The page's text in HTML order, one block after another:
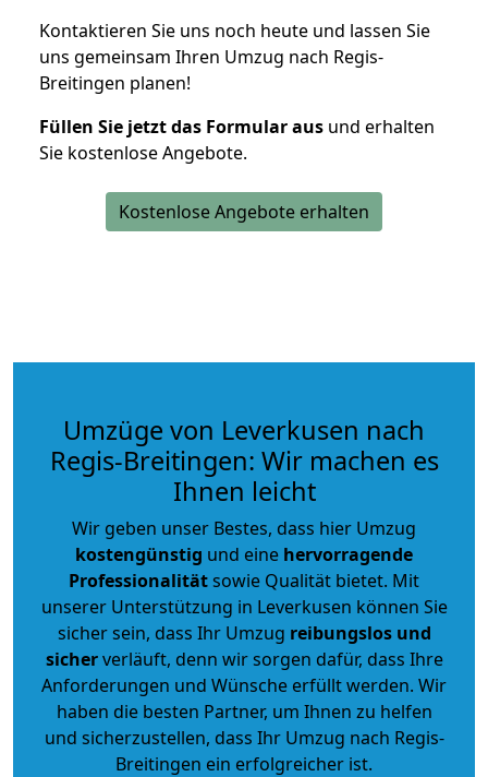
Kontaktieren Sie uns noch heute und lassen Sie
uns gemeinsam Ihren Umzug nach Regis-
Breitingen planen!
Füllen Sie jetzt das Formular aus und erhalten
Sie kostenlose Angebote.
Kostenlose Angebote erhalten
Umzüge von Leverkusen nach
Regis-Breitingen: Wir machen es
Ihnen leicht
Wir geben unser Bestes, dass hier Umzug
kostengünstig und eine hervorragende
Professionalitätsowie Qualität bietet. Mit
unserer Unterstützung in Leverkusen können Sie
sicher sein, dass Ihr Umzug reibungslos und
sicherverläuft, denn wir sorgen dafür, dass Ihre
Anforderungen und Wünsche erfüllt werden. Wir
haben die besten Partner, um Ihnen zu helfen
und sicherzustellen, dass Ihr Umzug nach Regis-
Breitingen ein erfolgreicher ist.